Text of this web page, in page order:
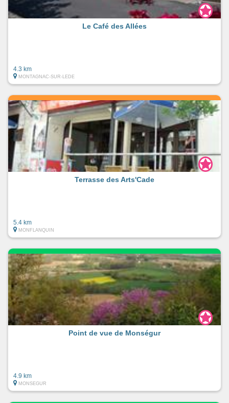
Le Café des Allées
4.3 km
MONTAGNAC-SUR-LEDE
Terrasse des Arts'Cade
5.4 km
MONFLANQUIN
Point de vue de Monségur
4.9 km
MONSEGUR